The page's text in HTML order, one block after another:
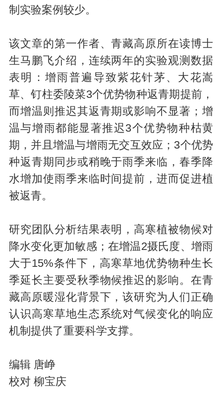
制实验案例较少。
该文章的第一作者、青藏高原所在读博士
生马鹏飞介绍，连续两年的实验观测数据
表明：增雨普遍导致紫花针茅、大花嵩
草、钉柱委陵菜3个优势物种返青期提前，
而增温则推迟其返青期或影响不显著；增
温与增雨都能显著推迟3个优势物种枯黄
期，并且增温与增雨无交互效应；3个优势
种返青期同步或稍晚于雨季来临，春季降
水增加使雨季来临时间提前，进而促进植
被返青。
研究团队分析结果表明，高寒植被物候对
降水变化更加敏感；在增温2摄氏度、增雨
大于15%条件下，高寒草地优势物种生长
季延长主要受秋季物候推迟的影响。在青
藏高原暖湿化背景下，该研究为人们正确
认识高寒草地生态系统对气候变化的响应
机制提供了重要科学支撑。
编辑 唐峥
校对 柳宝庆